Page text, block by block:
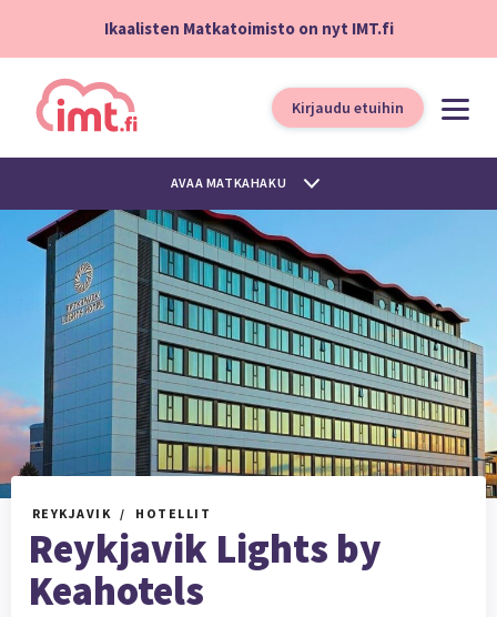
Ikaalisten Matkatoimisto on nyt IMT.fi
Kirjaudu etuihin
AVAA MATKAHAKU
REYKJAVIK HOTELLIT
Reykjavik Lights by
Keahotels